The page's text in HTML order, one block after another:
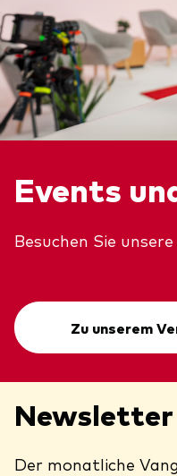
Events
Besuchen Sie
Zu unserem
Der monatliche